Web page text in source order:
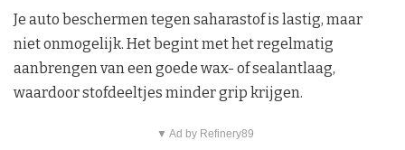
Je auto beschermen tegen saharastof is lastig, maar
niet onmogelijk. Het begint met het regelmatig
aanbrengen van een goede wax- of sealantlaag,
waardoor stofdeeltjes minder grip krijgen.
▼ Ad by Refinery89